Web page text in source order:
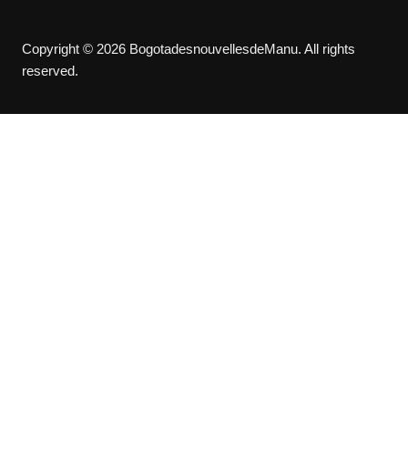
Copyright © 2026 BogotadesnouvellesdeManu. All rights
reserved.